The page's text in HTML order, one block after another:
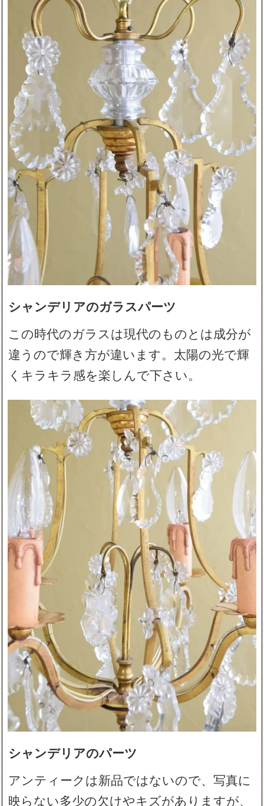
シャンデリアのガラスパーツ
この時代のガラスは現代のものとは成分が
違うので輝き方が違います。太陽の光で輝
くキラキラ感を楽しんで下さい。
シャンデリアのパーツ
アンティークは新品ではないので、写真に
映らない多少の欠けやキズがありますが、